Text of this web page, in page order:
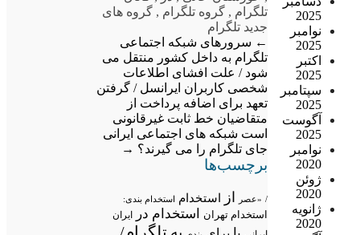
2025
نوامبر
2025
اکتبر
2025
سپتامبر
2025
آگوست
2025
نوامبر
2020
ژوئن
2020
ژانویه
2020
تلگرام , گروه تلگرام , گروه های
جدید تلگرام
← سرورهای شبکه اجتماعی
تلگرام به داخل کشور منتقل می
شود / علت افشای اطلاعات
شخصی کاربران ایرانسل / گرفتن
تعهد برای اضافه پرداخت از
متقاضیان خط ثابت غیرقانونی
است شبکه های اجتماعی ایرانی
جای تلگرام را می گیرند؟ →
برچسب‌ها
/ «عصر از استخدام استخدام بندی:
استخدام تهران استخدام در ایران